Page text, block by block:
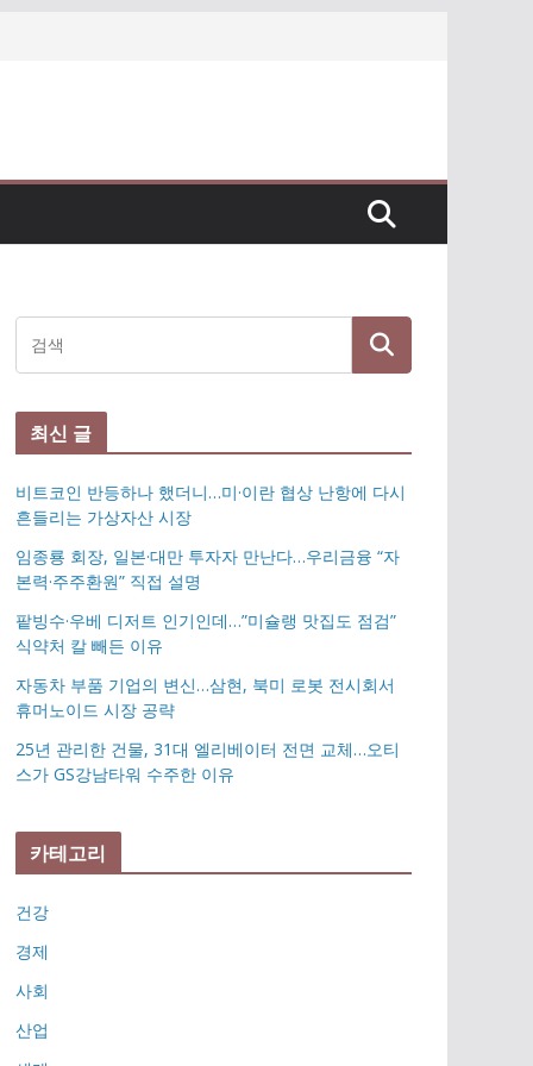
최신 글
비트코인 반등하나 했더니…미·이란 협상 난항에 다시
흔들리는 가상자산 시장
임종룡 회장, 일본·대만 투자자 만난다…우리금융 “자
본력·주주환원” 직접 설명
팥빙수·우베 디저트 인기인데…”미슐랭 맛집도 점검”
식약처 칼 빼든 이유
자동차 부품 기업의 변신…삼현, 북미 로봇 전시회서
휴머노이드 시장 공략
25년 관리한 건물, 31대 엘리베이터 전면 교체…오티
스가 GS강남타워 수주한 이유
카테고리
건강
경제
사회
산업